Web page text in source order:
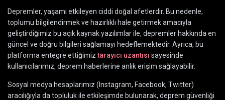
Depremler, yaşamı etkileyen ciddi doğal afetlerdir. Bu nedenle,
toplumu bilgilendirmek ve hazırlıklı hale getirmek amacıyla
geliştirdiğimiz bu açık kaynak yazılımlar ile, depremler hakkında en
güncel ve doğru bilgileri sağlamayı hedeflemektedir. Ayrıca, bu
platforma entegre ettiğimiz tarayıcı uzantısı sayesinde
kullanıcılarımız, deprem haberlerine anlık erişim sağlayabilir.
Sosyal medya hesaplarımız (Instagram, Facebook, Twitter)
aracılığıyla da topluluk ile etkileşimde bulunarak, deprem güvenliği